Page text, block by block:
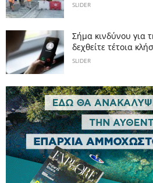
SLIDER
Σήμα κινδύνου για
δεχθείτε τέτοια
SLIDER